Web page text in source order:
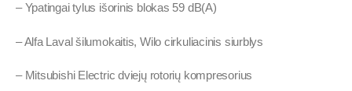
– Ypatingai tylus išorinis blokas 59 dB(A)
– Alfa Laval šilumokaitis, Wilo cirkuliacinis siurblys
– Mitsubishi Electric dviejų rotorių kompresorius